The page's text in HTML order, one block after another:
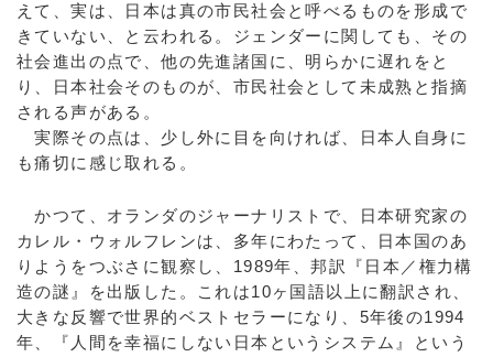
えて、実は、日本は真の市民社会と呼べるものを形成で
きていない、と云われる。ジェンダーに関しても、その
社会進出の点で、他の先進諸国に、明らかに遅れをと
り、日本社会そのものが、市民社会として未成熟と指摘
される声がある。
実際その点は、少し外に目を向ければ、日本人自身に
も痛切に感じ取れる。
かつて、オランダのジャーナリストで、日本研究家の
カレル・ウォルフレンは、多年にわたって、日本国のあ
りようをつぶさに観察し、1989年、邦訳『日本／権力構
造の謎』を出版した。これは10ヶ国語以上に翻訳され、
大きな反響で世界的ベストセラーになり、5年後の1994
年、『人間を幸福にしない日本というシステム』という